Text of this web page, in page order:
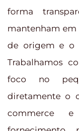
forma
mantenham em
de origem e o
Trabalhamos
foco no
diretamente o
commerce